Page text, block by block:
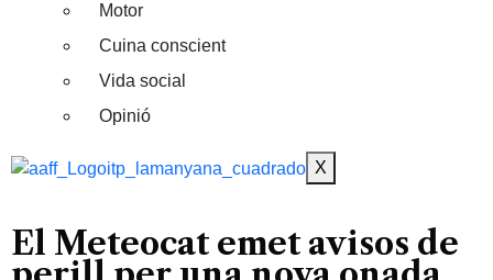
Motor
Cuina conscient
Vida social
Opinió
X
El Meteocat emet avisos de